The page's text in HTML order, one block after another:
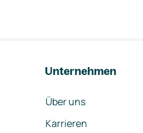
Unternehmen
Über uns
Karrieren